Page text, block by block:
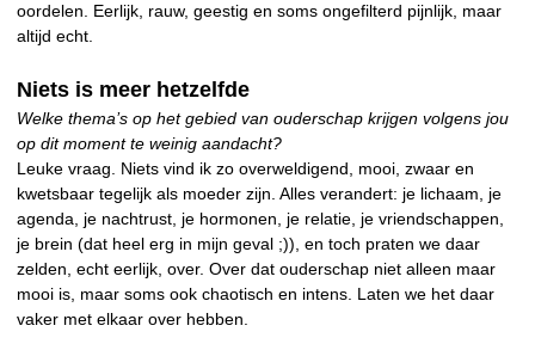
oordelen. Eerlijk, rauw, geestig en soms ongefilterd pijnlijk, maar
altijd echt.
Niets is meer hetzelfde
Welke thema’s op het gebied van ouderschap krijgen volgens jou
op dit moment te weinig aandacht?
Leuke vraag. Niets vind ik zo overweldigend, mooi, zwaar en
kwetsbaar tegelijk als moeder zijn. Alles verandert: je lichaam, je
agenda, je nachtrust, je hormonen, je relatie, je vriendschappen,
je brein (dat heel erg in mijn geval ;)), en toch praten we daar
zelden, echt eerlijk, over. Over dat ouderschap niet alleen maar
mooi is, maar soms ook chaotisch en intens. Laten we het daar
vaker met elkaar over hebben.